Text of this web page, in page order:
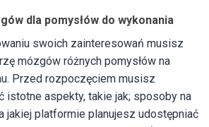
dla pomysłów do wykonania
swoich zainteresowań musisz
mózgów różnych pomysłów na
Przed rozpoczęciem musisz
istotne aspekty, takie jak; sposoby na
jakiej platformie planujesz udostępniać